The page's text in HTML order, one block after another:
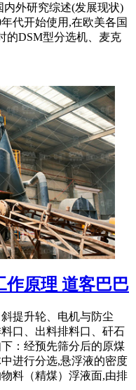
内外研究综述(发展现状)
代开始使用,在欧美各国
的DSM型分选机、麦克
作原理 道客巴巴
提升轮、电机与防尘
口、出料排料口、矸石
：经预先筛分后的原煤
进行分选,悬浮液的密度
料（精煤）浮液面,由排